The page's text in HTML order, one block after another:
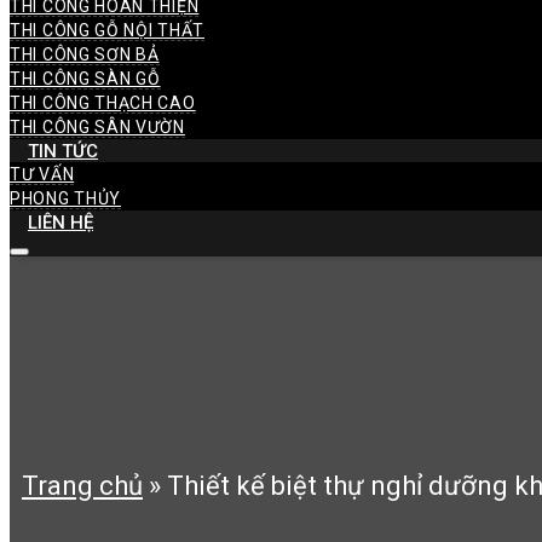
THI CÔNG HOÀN THIỆN
THI CÔNG GỖ NỘI THẤT
THI CÔNG SƠN BẢ
THI CÔNG SÀN GỖ
THI CÔNG THẠCH CAO
THI CÔNG SÂN VƯỜN
TIN TỨC
TƯ VẤN
PHONG THỦY
LIÊN HỆ
Trang chủ » Thiết kế biệt thự nghỉ dưỡng